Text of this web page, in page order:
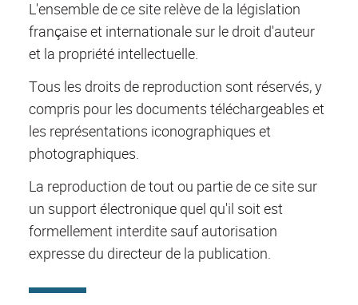
L'ensemble de ce site relève de la législation
française et internationale sur le droit d'auteur
et la propriété intellectuelle.
Tous les droits de reproduction sont réservés, y
compris pour les documents téléchargeables et
les représentations iconographiques et
photographiques.
La reproduction de tout ou partie de ce site sur
un support électronique quel qu'il soit est
formellement interdite sauf autorisation
expresse du directeur de la publication.